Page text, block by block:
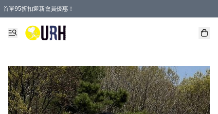
首單95折扣迎新會員優惠！
特選會員可享全單低至 95 折優惠！
單一訂單滿HKD600(澳門HKD800)包郵寄順豐送到家。